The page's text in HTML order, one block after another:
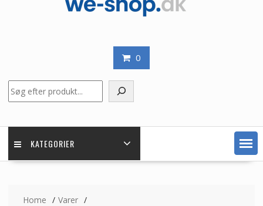
0
KATEGORIER
Home
Varer